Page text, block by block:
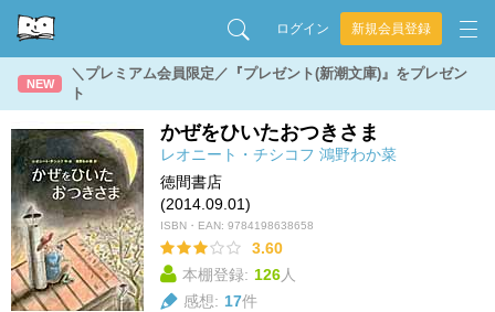
ログイン 新規会員登録
NEW
＼プレミアム会員限定／『プレゼント(新潮文庫)』をプレゼン
ト
かぜをひいたおつきさま
レオニート・チシコフ 鴻野わか菜
徳間書店
(2014.09.01)
ISBN・EAN: 9784198638658
3.60
本棚登録: 126人
感想: 17件